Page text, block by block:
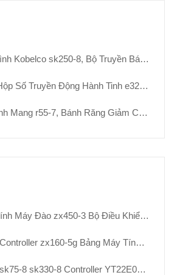
Tinh 1, Trục Quay Với Bánh Răng Mặt Trời Cho Phụ Tùng Máy Xúc 2413J377 2401P1299 2401P1300
Truyền Động Hành Tinh e320c e320d
7, Bánh Răng Giảm Chấn XKBR-00012 31M8-10140
zx450-3 Bộ Điều Khiển 9287705 Cho Hitachi
5g Bảng Máy Tính ya00008066-5 Cho Hitachi
Controller YT22E00036F3 Bảng Máy Tính Cho Kobelco